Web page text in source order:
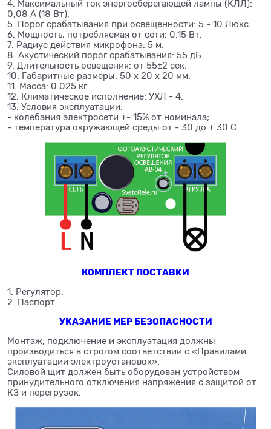
4. Максимальный ток энергосберегающей лампы (КЛЛ):
0,08 А (18 Вт).
5. Порог срабатывания при освещенности: 5 - 10 Люкс.
6. Мощность, потребляемая от сети: 0.15 Вт.
7. Радиус действия микрофона: 5 м.
8. Акустический порог срабатывания: 55 дБ.
9. Длительность освещения: от 55±2 сек.
10. Габаритные размеры: 50 х 20 х 20 мм.
11. Масса: 0.025 кг.
12. Климатическое исполнение: УХЛ - 4.
13. Условия эксплуатации:
- колебания электросети +- 15% от номинала;
- температура окружающей среды от - 30 до + 30 С.
КОМПЛЕКТ ПОСТАВКИ
1. Регулятор.
2. Паспорт.
УКАЗАНИЕ МЕР БЕЗОПАСНОСТИ
Монтаж, подключение и эксплуатация должны
производиться в строгом соответствии с «Правилами
эксплуатации электроустановок».
Силовой щит должен быть оборудован устройством
принудительного отключения напряжения с защитой от
КЗ и перегрузок.